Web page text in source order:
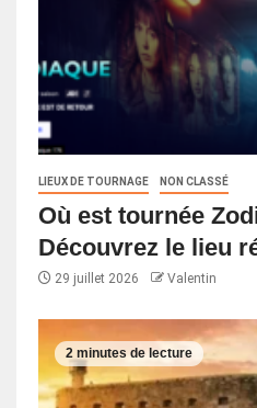
LIEUX DE TOURNAGE NON CLASSÉ
Où est tournée
Découvrez le lieu
29 juillet 2026 Valentin
2 minutes de lecture